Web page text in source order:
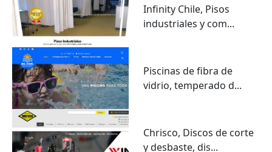
Infinity Chile, Pisos
industriales y com...
Piscinas de fibra de
vidrio, temperado d...
Chrisco, Discos de corte
y desbaste, dis...